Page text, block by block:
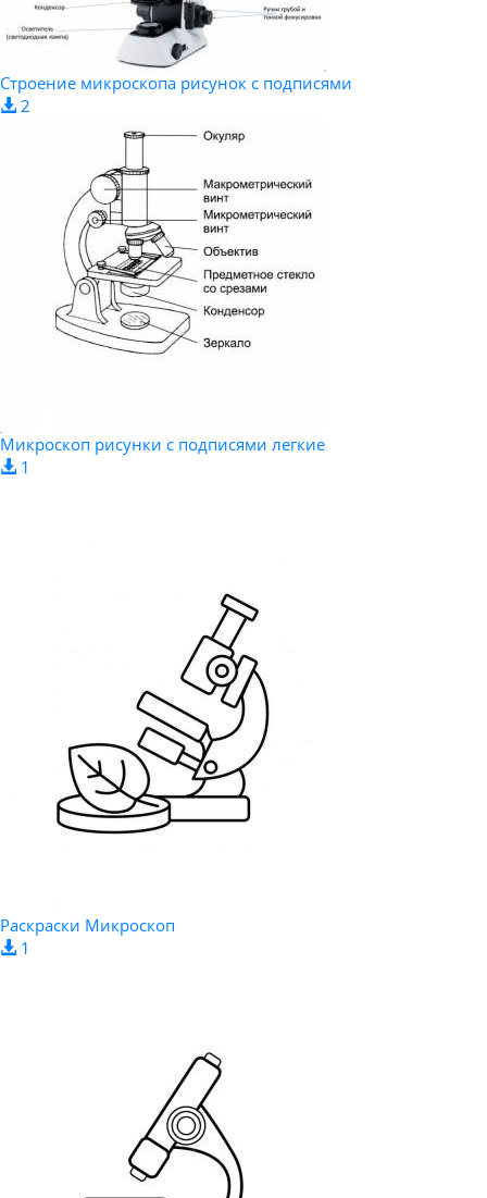
Строение микроскопа рисунок с подписями
2
Микроскоп рисунки с подписями легкие
1
Раскраски Микроскоп
1